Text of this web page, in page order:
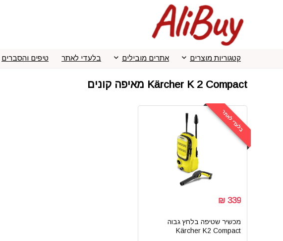
קטגוריות מוצרים אתרים מובילים בלעדי לאתר טיפים והסברים
Kärcher K 2 Compact מאיפה קונים
בלעדי לאתר
339 ₪
מכשיר שטיפה בלחץ גבוה
Kärcher K2 Compact